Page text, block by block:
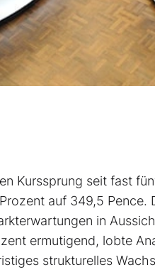
Kurssprung seit fast
auf 349,5 Pence.
in
ermutigend, lobte
strukturelles